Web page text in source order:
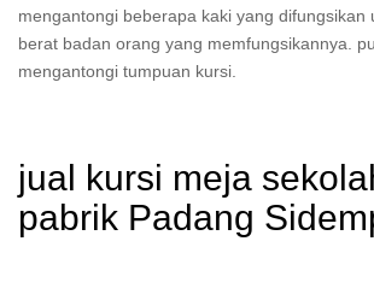
mengantongi beberapa kaki yang difungsikan
berat badan orang yang memfungsikannya.
mengantongi tumpuan kursi.
jual kursi meja
pabrik Padang